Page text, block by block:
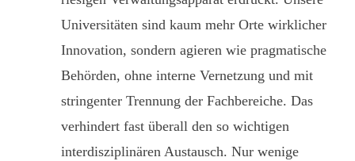
Universitäten sind kaum mehr Orte wirklicher
Innovation, sondern agieren wie pragmatische
Behörden, ohne interne Vernetzung und mit
stringenter Trennung der Fachbereiche. Das
verhindert fast überall den so wichtigen
interdisziplinären Austausch. Nur wenige